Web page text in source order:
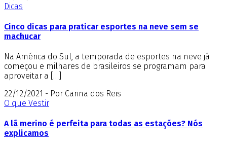
Dicas
Cinco dicas para praticar esportes na neve sem se
machucar
Na América do Sul, a temporada de esportes na neve já
começou e milhares de brasileiros se programam para
aproveitar a […]
22/12/2021 - Por Carina dos Reis
O que Vestir
A lã merino é perfeita para todas as estações? Nós
explicamos